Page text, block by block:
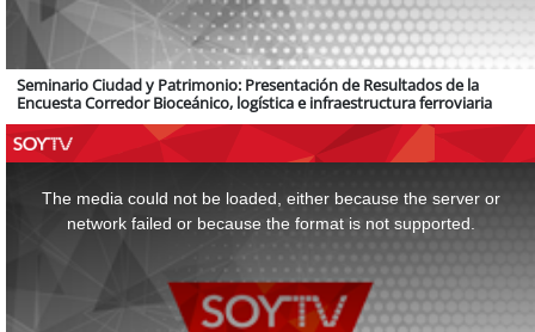
Seminario Ciudad y Patrimonio: Presentación de Resultados de la
Encuesta Corredor Bioceánico, logística e infraestructura ferroviaria
The media could not be loaded, either because the server or
network failed or because the format is not supported.